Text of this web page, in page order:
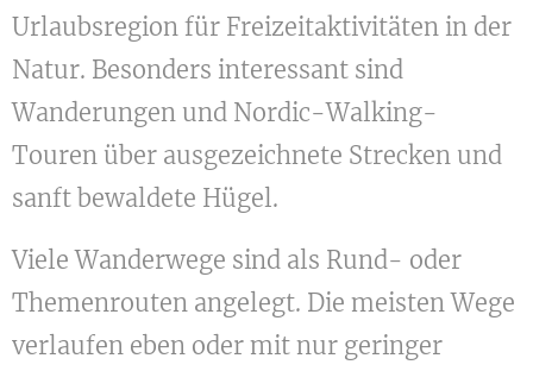
Urlaubsregion für Freizeitaktivitäten in der
Natur. Besonders interessant sind
Wanderungen und Nordic-Walking-
Touren über ausgezeichnete Strecken und
sanft bewaldete Hügel.
Viele Wanderwege sind als Rund- oder
Themenrouten angelegt. Die meisten Wege
verlaufen eben oder mit nur geringer